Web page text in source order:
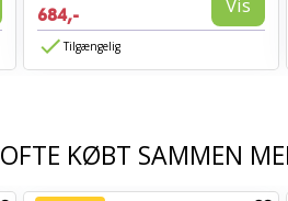
684,-
Tilgængelig
OFTE KØBT SAMMEN